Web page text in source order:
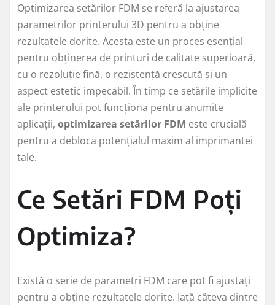
Optimizarea setărilor FDM se referă la ajustarea
parametrilor printerului 3D pentru a obține
rezultatele dorite. Acesta este un proces esențial
pentru obținerea de printuri de calitate superioară,
cu o rezoluție fină, o rezistență crescută și un
aspect estetic impecabil. În timp ce setările implicite
ale printerului pot funcționa pentru anumite
aplicații, optimizarea setărilor FDM este crucială
pentru a debloca potențialul maxim al imprimantei
tale.
Ce Setări FDM Poți
Optimiza?
Există o serie de parametri FDM care pot fi ajustați
pentru a obține rezultatele dorite. Iată câteva dintre